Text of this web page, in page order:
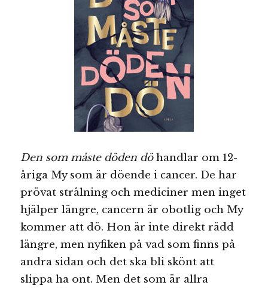
Den som måste döden döhandlar om 12-
åriga My som är döende i cancer. De har
prövat strålning och mediciner men inget
hjälper längre, cancern är obotlig och My
kommer att dö. Hon är inte direkt rädd
längre, men nyfiken på vad som finns på
andra sidan och det ska bli skönt att
slippa ha ont. Men det som är allra